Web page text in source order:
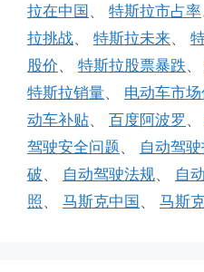
拉在中国、 特斯拉市占率
拉挑战、 特斯拉未来、
股价、 特斯拉股票暴跌、
特斯拉销量、 电动车市
动车补贴、 百度阿波罗 、
驾驶安全问题、 自动驾
破、 自动驾驶法规、 自
照 、 马斯克中国、 马斯